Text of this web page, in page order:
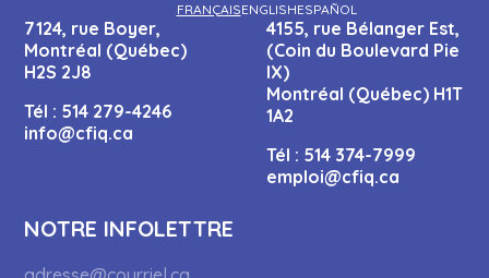
FRANÇAISENGLISHESPAÑOL
7124, rue Boyer,
Montréal (Québec)
H2S 2J8
Tél : 514 279-4246
info@cfiq.ca
4155, rue Bélanger Est,
(Coin du Boulevard Pie
IX)
Montréal (Québec) H1T
1A2
Tél : 514 374-7999
emploi@cfiq.ca
NOTRE INFOLETTRE